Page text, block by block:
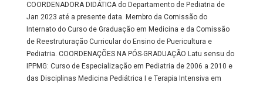
COORDENADORA DIDÁTICA do Departamento de Pediatria de
Jan 2023 até a presente data. Membro da Comissão do
Internato do Curso de Graduação em Medicina e da Comissão
de Reestruturação Curricular do Ensino de Puericultura e
Pediatria. COORDENAÇÕES NA PÓS-GRADUAÇÃO Latu sensu do
IPPMG: Curso de Especialização em Pediatria de 2006 a 2010 e
das Disciplinas Medicina Pediátrica I e Terapia Intensiva em